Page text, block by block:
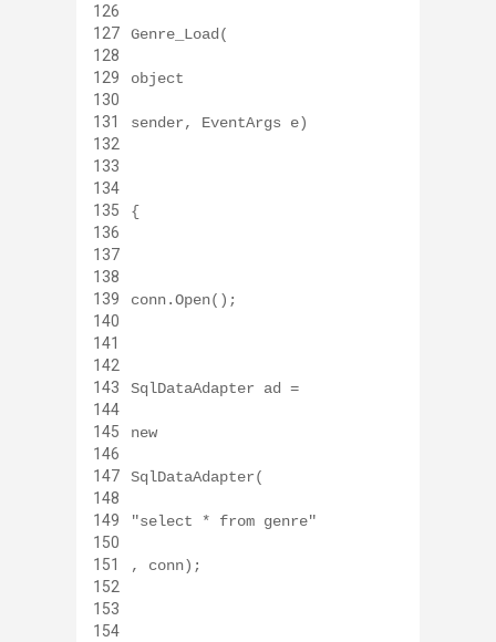
126
127
128
129
130
131
132
133
134
135
136
137
138
139
140
141
142
143
144
145
146
147
148
149
150
151
152
153
154
Genre_Load(
object
sender, EventArgs e)
{
conn.Open();
SqlDataAdapter ad =
new
SqlDataAdapter(
"select * from genre"
, conn);